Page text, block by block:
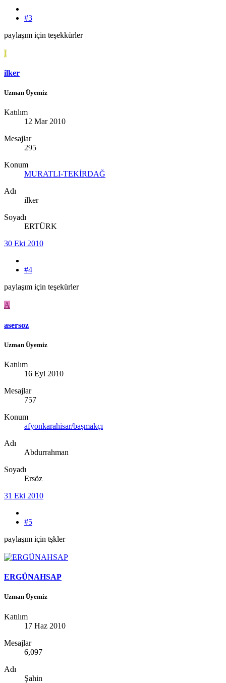
#3
paylaşım için teşekkürler
I
ilker
Uzman Üyemiz
Katılım
12 Mar 2010
Mesajlar
295
Konum
MURATLI-TEKİRDAĞ
Adı
ilker
Soyadı
ERTÜRK
30 Eki 2010
#4
paylaşım için teşekürler
A
asersoz
Uzman Üyemiz
Katılım
16 Eyl 2010
Mesajlar
757
Konum
afyonkarahisar/başmakçı
Adı
Abdurrahman
Soyadı
Ersöz
31 Eki 2010
#5
paylaşım için tşkler
ERGÜNAHSAP
Uzman Üyemiz
Katılım
17 Haz 2010
Mesajlar
6,097
Adı
Şahin